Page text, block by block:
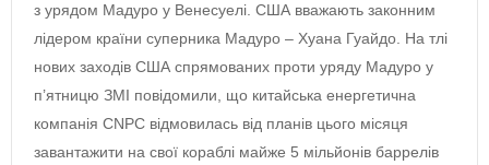
з урядом Мадуро у Венесуелі. США вважають законним
лідером країни суперника Мадуро – Хуана Гуайдо. На тлі
нових заходів США спрямованих проти уряду Мадуро у
п’ятницю ЗМІ повідомили, що китайська енергетична
компанія CNPC відмовилась від планів цього місяця
завантажити на свої кораблі майже 5 мільйонів баррелів